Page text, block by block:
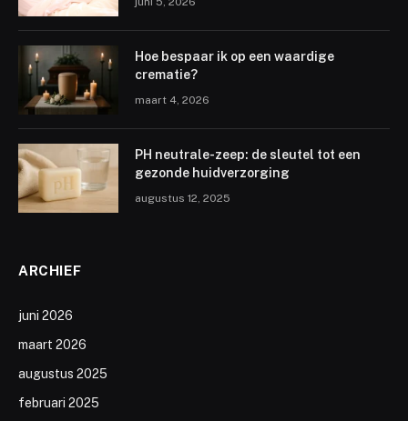
Hoe bespaar ik op een waardige
crematie?
maart 4, 2026
PH neutrale-zeep: de sleutel tot een
gezonde huidverzorging
augustus 12, 2025
ARCHIEF
juni 2026
maart 2026
augustus 2025
februari 2025